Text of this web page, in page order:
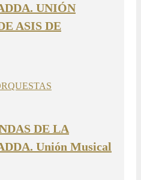
UNIÓN
ASIS DE
DE LA
Unión Musical